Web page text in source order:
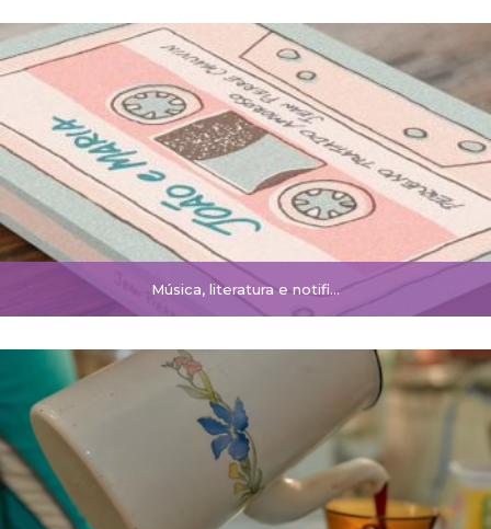
Música, literatura e notifi...